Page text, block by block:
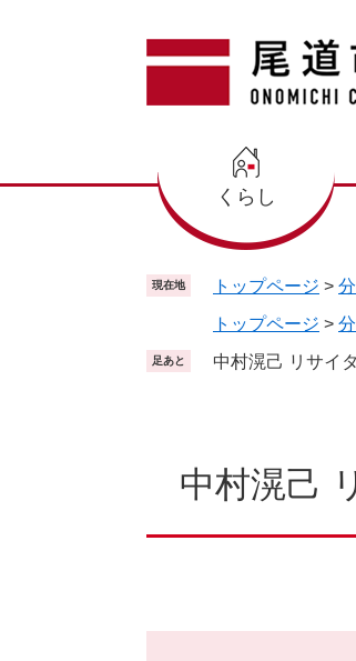
くらし
現在地 トップページ >
トップページ >
足あと 中村滉己 リサイ
中村滉己